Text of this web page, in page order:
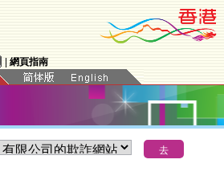
網頁指南